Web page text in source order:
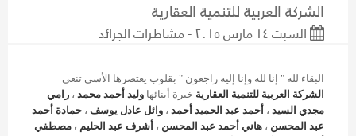
الشركة العربية للتنمية العقارية
السبت ١٤ مارس ٢٠١٥ - مشاطرات الجرائد
البقاء لله " إنا لله وإنا إليه راجعون " بقلوب يعتصرها الأسى تنعي
الشركة العربية للتنمية العقارية خيرة أبنائها وليد أحمد محمد ، رامي
مجدي السيد ، أحمد عبد الحميد أحمد ، وائل عادل يوسف ، حمادة أحمد
عبد المحسن ، هاني أحمد عبد المحسن ، أشرف عبد الحليم ، مصطفي